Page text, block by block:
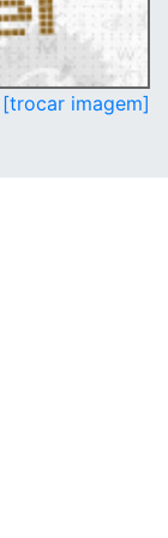
[trocar imagem]